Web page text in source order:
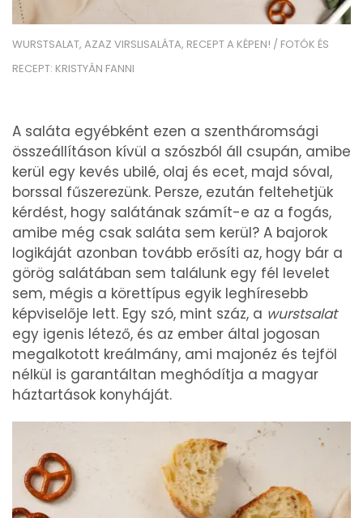
WURSTSALAT, AZAZ VIRSLISALÁTA, RECEPT A KÉPEN! / FOTÓK ÉS
RECEPT: KRISTYÁN FANNI
A saláta egyébként ezen a szentháromsági
összeállításon kívül a szószból áll csupán, amibe
kerül egy kevés ubilé, olaj és ecet, majd sóval,
borssal fűszerezünk. Persze, ezután feltehetjük
kérdést, hogy salátának számít-e az a fogás,
amibe még csak saláta sem kerül? A bajorok
logikáját azonban tovább erősíti az, hogy bár a
görög salátában sem találunk egy fél levelet
sem, mégis a körettípus egyik leghíresebb
képviselője lett. Egy szó, mint száz, a wurstsalat
egy igenis létező, és az ember által jogosan
megalkotott kreálmány, ami majonéz és tejföl
nélkül is garantáltan meghódítja a magyar
háztartások konyháját.